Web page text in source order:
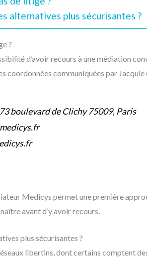
alternatives plus sécurisantes ?
?
d’avoir recours à une médiation
coordonnées communiquées par
boulevard de Clichy 75009, Paris
Medicys permet une première
avant d’y avoir recours.
plus sécurisantes ?
libertins, dont certains comptent